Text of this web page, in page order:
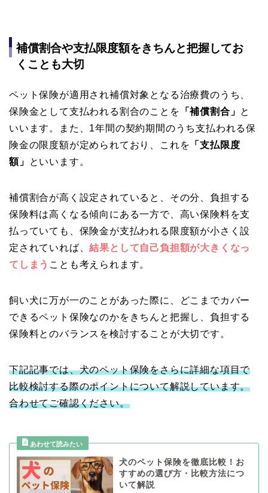
補償割合や支払限度額をきちんと把握してお
くことも大切
ペット保険が適用され補償対象となる治療費のうち、
保険金として支払われる割合のことを 「補償割合」 と
いいます。また、1年間の契約期間のうち支払われる保
険金の限度額が定められており、これを 「支払限度
額」
といいます。
補償割合が高く設定されていると、その分、負担する
保険料は高くなる傾向にある一方で、高い保険料を支
払っていても、保険金が支払われる限度額が小さく設
定されていれば、結果として自己負担額が大きくなっ
てしまう ことも考えられます。
飼い犬に万が一のことがあった際に、どこまでカバー
できるペット保険なのかをきちんと把握し、負担する
保険料とのバランスを検討することが大切です。
下記記事では、犬のペット保険をさらに詳細な項目で
比較検討する際のポイントについて解説しています。
合わせてご確認ください。
犬のペット保険を徹底比較！お
すすめの選び方・比較方法につ
いて解説